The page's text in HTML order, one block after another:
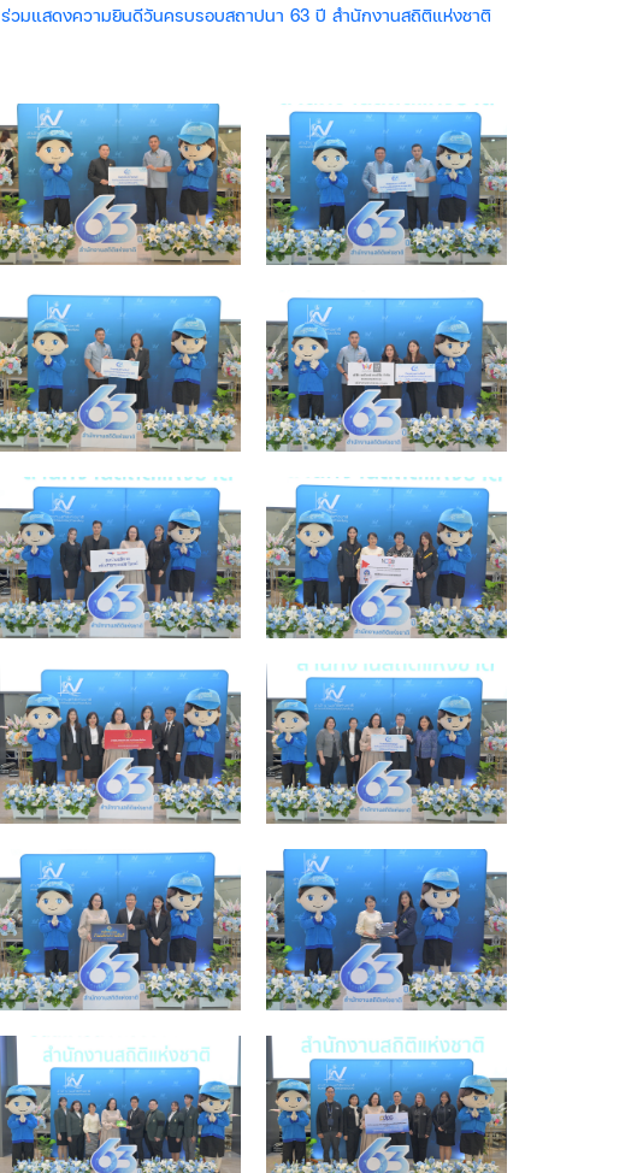
ร่วมแสดงความยินดีวันครบรอบสถาปนา 63 ปี สำนักงานสถิติแห่งชาติ